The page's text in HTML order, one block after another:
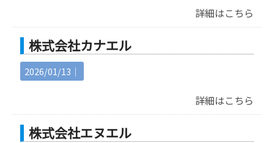
詳細はこちら
株式会社カナエル
2026/01/13｜
詳細はこちら
株式会社エヌエル